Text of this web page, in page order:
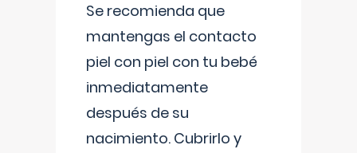
Se recomienda que
mantengas el contacto
piel con piel con tu bebé
inmediatamente
después de su
nacimiento. Cubrirlo y